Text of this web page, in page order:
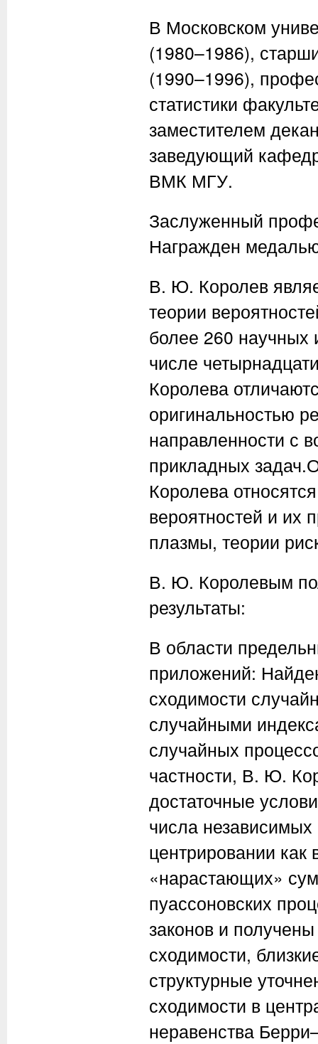
В Московском
(1980–1986),
(1990–1996),
статистики
заместителем
заведующий
ВМК МГУ.
Заслуженный
Награжден
В. Ю. Королев
теории
более 260 научных
числе
Королева
оригинальностью
направленности с
прикладных
Королева
вероятностей и их
плазмы, теории
В. Ю. Королевым
результаты:
В области
приложений:
сходимости
случайными
случайных
частности, В. Ю.
достаточные
числа
центрировании как
«нарастающих»
пуассоновских
законов и
сходимости,
структурные
сходимости в
неравенства